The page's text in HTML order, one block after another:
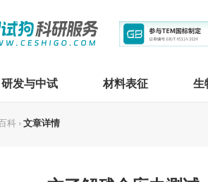
研发与中试 材料表征 生
科 › 文章详情